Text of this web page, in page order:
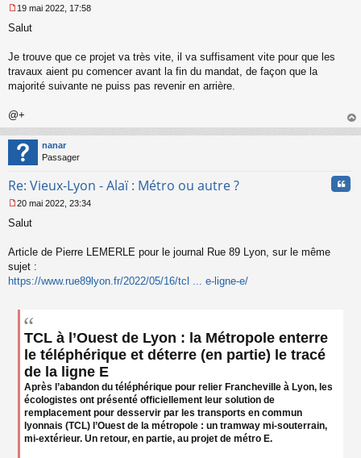
e
s
g
e
o
n
l
u
19 mai 2022, 17:58
Salut
Je trouve que ce projet va très vite, il va suffisament vite pour que les
travaux aient pu comencer avant la fin du mandat, de façon que la
majorité suivante ne puiss pas revenir en arrière.
@+
au
nanar
Passager
Re: Vieux-Lyon - Alaï : Métro ou autre ?
e
s
a
g
e
o
20 mai 2022, 23:34
Salut
Article de Pierre LEMERLE pour le journal Rue 89 Lyon, sur le même
sujet :
https://www.rue89lyon.fr/2022/05/16/tcl ... e-ligne-e/
TCL à l’Ouest de Lyon : la Métropole enterre
le téléphérique et déterre (en partie) le tracé
de la ligne E
Après l’abandon du téléphérique pour relier Francheville à Lyon, les
écologistes ont présenté officiellement leur solution de
remplacement pour desservir par les transports en commun
lyonnais (TCL) l’Ouest de la métropole : un tramway mi-souterrain,
mi-extérieur. Un retour, en partie, au projet de métro E.